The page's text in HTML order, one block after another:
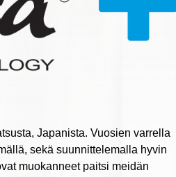
Japanista. Vuosien varrella
sekä suunnittelemalla hyvin
muokanneet paitsi meidän